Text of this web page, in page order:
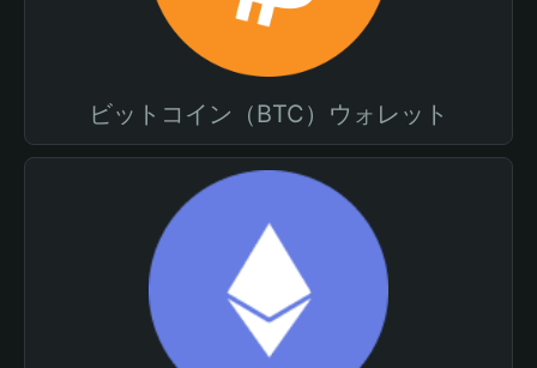
ビットコイン（BTC）ウォレット